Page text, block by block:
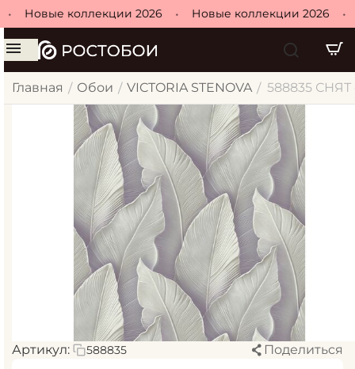
Новые коллекции 2026 Новые коллекции 2026
Главная / Обои / VICTORIA STENOVA / 588835 СНЯТ
Артикул: 588835 Поделиться